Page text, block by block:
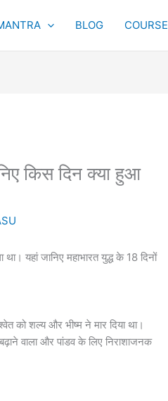
BLOG COURSE
किस दिन क्या हुआ
यहां जानिए महाभारत युद्ध के 18 दिनों
को शल्य और भीष्म ने मार दिया था।
वाला और पांडव के लिए निराशाजनक